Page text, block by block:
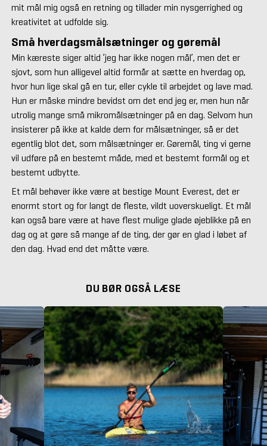
mit mål mig også en retning og tillader min nysgerrighed og
kreativitet at udfolde sig.
Små hverdagsmålsætninger og gøremål
Min kæreste siger altid ’jeg har ikke nogen mål’, men det er
sjovt, som hun alligevel altid formår at sætte en hverdag op,
hvor hun lige skal gå en tur, eller cykle til arbejdet og lave mad.
Hun er måske mindre bevidst om det end jeg er, men hun når
utrolig mange små mikromålsætninger på en dag. Selvom hun
insisterer på ikke at kalde dem for målsætninger, så er det
egentlig blot det, som målsætninger er. Gøremål, ting vi gerne
vil udføre på en bestemt måde, med et bestemt formål og et
bestemt udbytte.
Et mål behøver ikke være at bestige Mount Everest, det er
enormt stort og for langt de fleste, vildt uoverskueligt. Et mål
kan også bare være at have flest mulige glade øjeblikke på en
dag og at gøre så mange af de ting, der gør en glad i løbet af
den dag. Hvad end det måtte være.
DU BØR OGSÅ LÆSE